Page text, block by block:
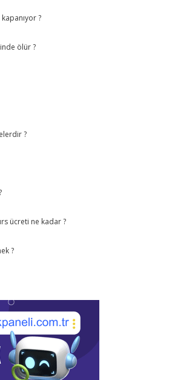
?
ölür ?
?
ücreti ne kadar ?
?